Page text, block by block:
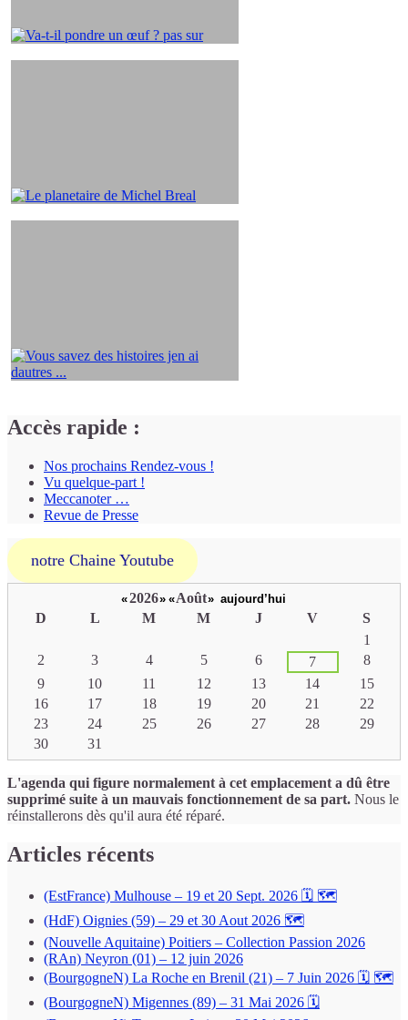
Accès rapide :
Nos prochains Rendez-vous !
Vu quelque-part !
Meccanoter …
Revue de Presse
notre Chaine Youtube
calendrier
d’évènements
«2026» «Août» aujourd’hui
D L M M J V
S
1
2
3 4 5 6 7
8
9
10 11 12 13 14
15
16
17 18 19 20 21
22
23
24 25 26 27 28
29
30
31
L'agenda qui figure normalement à cet emplacement a dû être
supprimé suite à un mauvais fonctionnement de sa part. Nous le
réinstallerons dès qu'il aura été réparé.
Articles récents
(EstFrance) Mulhouse – 19 et 20 Sept. 2026 🗓 🗺
(HdF) Oignies (59) – 29 et 30 Aout 2026 🗺
(Nouvelle Aquitaine) Poitiers – Collection Passion 2026
(RAn) Neyron (01) – 12 juin 2026
(BourgogneN) La Roche en Brenil (21) – 7 Juin 2026 🗓 🗺
(BourgogneN) Migennes (89) – 31 Mai 2026 🗓